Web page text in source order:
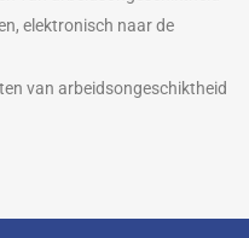
elektronisch naar de
van arbeidsongeschiktheid